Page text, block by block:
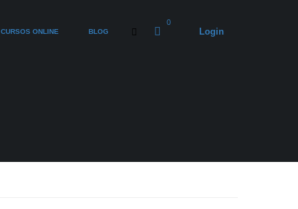
CURSOS ONLINE BLOG
0
Login